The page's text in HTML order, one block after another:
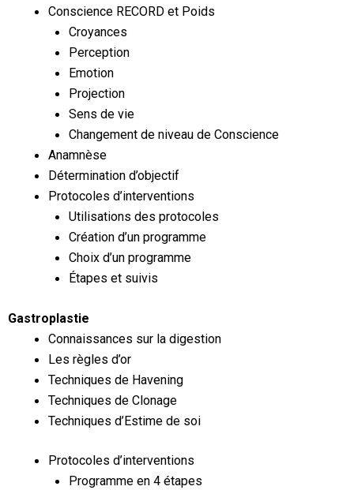
Conscience RECORD et Poids
Croyances
Perception
Emotion
Projection
Sens de vie
Changement de niveau de Conscience
Anamnèse
Détermination d’objectif
Protocoles d’interventions
Utilisations des protocoles
Création d’un programme
Choix d’un programme
Étapes et suivis
Gastroplastie
Connaissances sur la digestion
Les règles d’or
Techniques de Havening
Techniques de Clonage
Techniques d’Estime de soi
Protocoles d’interventions
Programme en 4 étapes